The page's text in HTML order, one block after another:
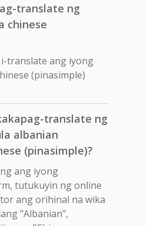
translate ng
chinese
translate ang iyong
(pinasimple)
translate ng
albanian
(pinasimple)?
ang iyong
tutukuyin ng online
ang orihinal na wika
"Albanian",